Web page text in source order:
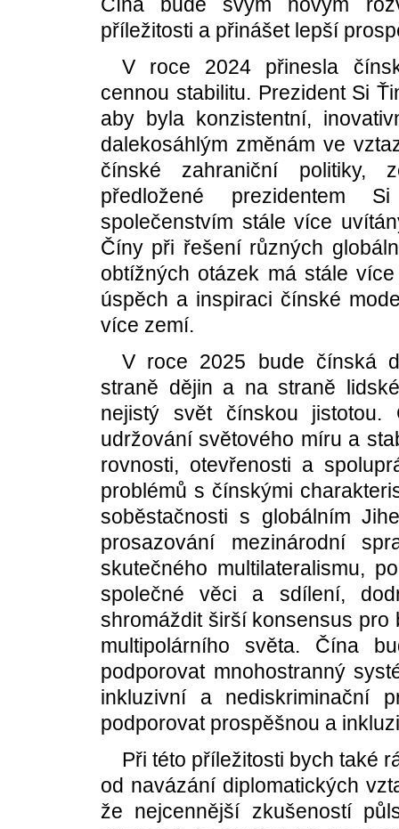
příležitosti a přinášet lepší
V roce 2024 přinesla
cennou stabilitu. Prezident Si
aby byla konzistentní,
dalekosáhlým změnám ve
čínské zahraniční politiky,
předložené prezidentem
společenstvím stále více
Číny při řešení různých
obtížných otázek má stále
úspěch a inspiraci čínské
více zemí.
V roce 2025 bude čínská
straně dějin a na straně
nejistý svět čínskou
udržování světového míru a
rovnosti, otevřenosti a
problémů s čínskými
soběstačnosti s globálním
prosazování mezinárodní
skutečného multilateralismu,
společné věci a sdílení,
shromáždit širší konsensus
multipolárního světa. Čína
podporovat mnohostranný
inkluzivní a nediskriminační
podporovat prospěšnou a
Při této příležitosti bych také
od navázání diplomatických
že nejcennější zkušeností